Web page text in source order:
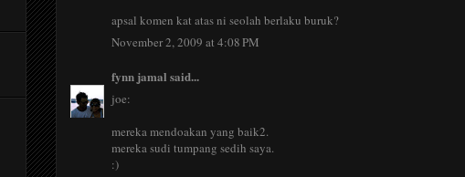
apsal komen kat atas ni seolah berlaku buruk?
November 2, 2009 at 4:08 PM
fynn jamal said...
joe:
mereka mendoakan yang baik2.
mereka sudi tumpang sedih saya.
:)